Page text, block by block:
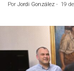
Por Jordi González - 19